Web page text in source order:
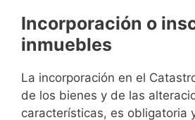
Incorporación o
inmuebles
La incorporación en el
de los bienes y de las
características, es obligatoria